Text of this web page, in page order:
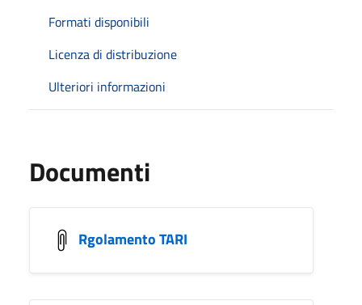
Formati disponibili
Licenza di distribuzione
Ulteriori informazioni
Documenti
Rgolamento TARI